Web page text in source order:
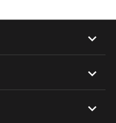


